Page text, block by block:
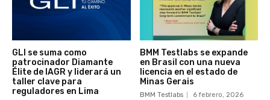
GLI se suma como
patrocinador Diamante
Élite de IAGR y liderará un
taller clave para
reguladores en Lima
BMM Testlabs se expande
en Brasil con una nueva
licencia en el estado de
Minas Gerais
BMM Testlabs 6 febrero, 2026